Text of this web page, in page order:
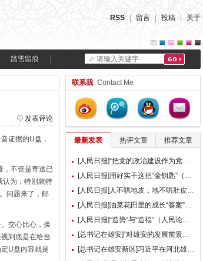
RSS 留言 投稿 关于
请输入关键字
踏雪留痕
发表评论
证据的U盘，
，不管是寄送已
认为，特别就特
问题来了，邮
交心比心，换
到底是在给当
U盘内容就是
联系我 Contact Me
最新发表 热评文章 推荐文章